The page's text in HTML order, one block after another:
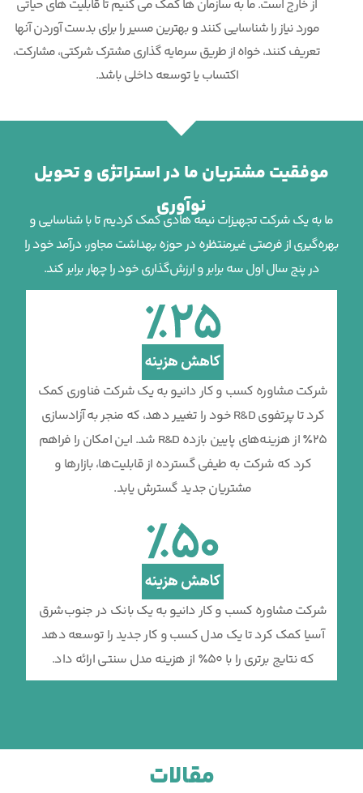
از خارج است. ما به سازمان ها کمک می کنیم تا قابلیت های حیاتی
مورد نیاز را شناسایی کنند و بهترین مسیر را برای بدست آوردن آنها
تعریف کنند، خواه از طریق سرمایه گذاری مشترک شرکتی، مشارکت،
اکتساب یا توسعه داخلی باشد.
موفقیت مشتریان ما در استراتژی و تحویل
نوآوری
ما به یک شرکت تجهیزات نیمه هادی کمک کردیم تا با شناسایی و
بهره‌گیری از فرصتی غیرمنتظره در حوزه بهداشت مجاور، درآمد خود را
در پنج سال اول سه برابر و ارزش‌گذاری خود را چهار برابر کند.
شرکت مشاوره کسب و کار دانیو به یک شرکت فناوری کمک
کرد تا پرتفوی R&D خود را تغییر دهد، که منجر به آزادسازی
25٪ از هزینه‌های پایین بازده R&D شد. این امکان را فراهم
کرد که شرکت به طیفی گسترده از قابلیت‌ها، بازارها و
مشتریان جدید گسترش یابد.
شرکت مشاوره کسب و کار دانیو به یک بانک در جنوب‌شرق
آسیا کمک کرد تا یک مدل کسب و کار جدید را توسعه دهد
که نتایج برتری را با 50٪ از هزینه مدل سنتی ارائه داد.
مقالات